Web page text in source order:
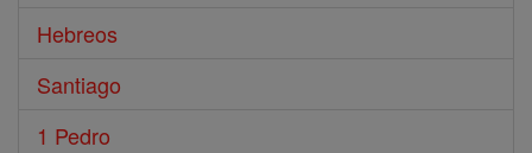
Hebreos
Santiago
1 Pedro